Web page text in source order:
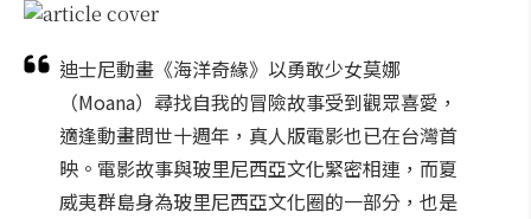
迪士尼動畫《海洋奇緣》以勇敢少女莫娜
（Moana）尋找自我的冒險故事受到觀眾喜愛，
適逢動畫問世十週年，真人版電影也已在台灣首
映。電影故事與玻里尼西亞文化緊密相連，而夏
威夷群島身為玻里尼西亞文化圈的一部分，也是